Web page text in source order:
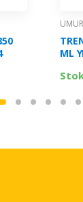
UMUR
ML